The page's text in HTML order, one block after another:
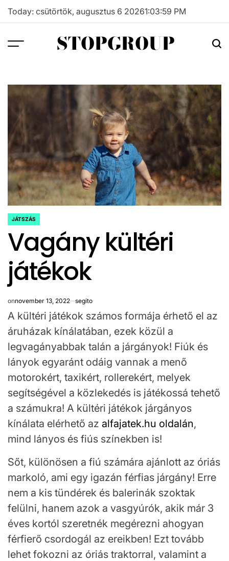
Skip
Today: csütörtök, augusztus 6 20261:04:00 PM
STOPGROUP
POSTED
IN
JÁTSZÁS
Vagány kültéri
játékok
onnovember 13, 2022 segito
A kültéri játékok számos formája érhető el az
áruházak kínálatában, ezek közül a
legvagányabbak talán a járgányok! Fiúk és
lányok egyaránt odáig vannak a menő
motorokért, taxikért, rollerekért, melyek
segítségével a közlekedés is játékossá tehető
a számukra! A kültéri játékok járgányos
kínálata elérhető az alfajatek.hu oldalán,
mind lányos és fiús színekben is!
Sőt, különösen a fiú számára ajánlott az óriás
markoló, ami egy igazán férfias járgány! Erre
nem a kis tündérek és balerinák szoktak
felülni, hanem azok a vasgyúrók, akik már 3
éves kortól szeretnék megérezni ahogyan
férfierő csordogál az ereikben! Ezt tovább
lehet fokozni az óriás traktorral, valamint a